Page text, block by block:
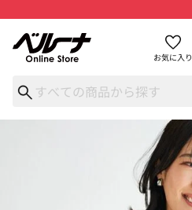
お気に入り